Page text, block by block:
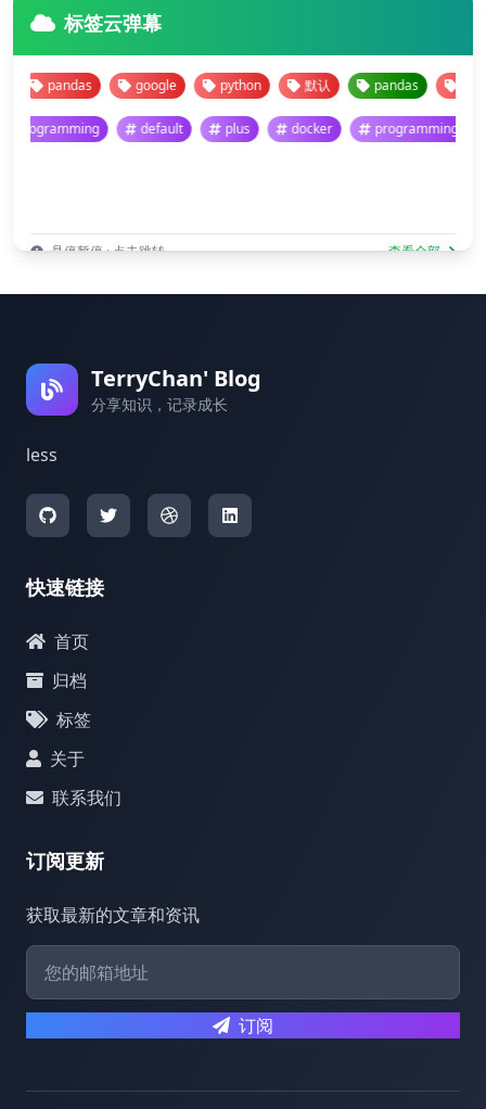
标签云弹幕
pandas google python 默认 pandas google
programming default plus docker programming
悬停暂停 · 点击跳转 查看全部
TerryChan' Blog
分享知识，记录成长
less
快速链接
首页
归档
标签
关于
联系我们
订阅更新
获取最新的文章和资讯
订阅